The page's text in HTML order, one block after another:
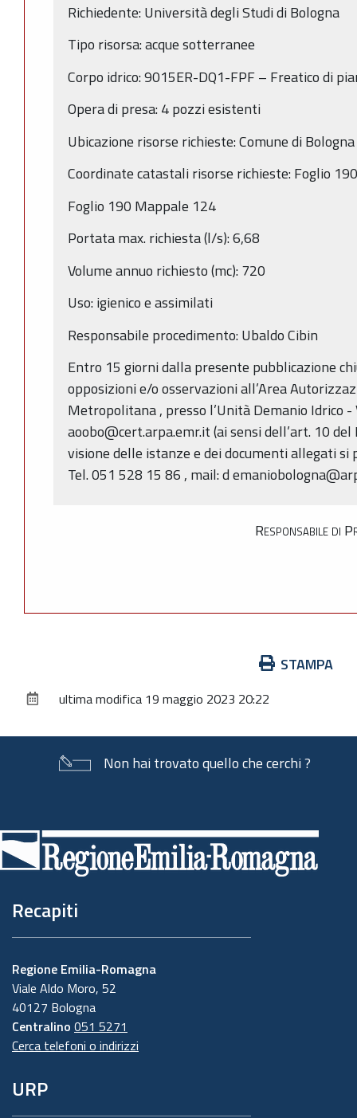
Richiedente: Università degli Studi di Bologna
Tipo risorsa: acque sotterranee
Corpo idrico: 9015ER-DQ1-FPF – Freatico di
Opera di presa: 4 pozzi esistenti
Ubicazione risorse richieste: Comune di Bologna
Coordinate catastali risorse richieste: Foglio
Foglio 190 Mappale 124
Portata max. richiesta (l/s): 6,68
Volume annuo richiesto (mc): 720
Uso: igienico e assimilati
Responsabile procedimento: Ubaldo Cibin
Entro 15 giorni dalla presente pubblicazione
opposizioni e/o osservazioni all’Area
Metropolitana , presso l’Unità Demanio Idrico -
aoobo@cert.arpa.emr.it (ai sensi dell’art. 10
visione delle istanze e dei documenti allegati
Tel. 051 528 15 86 , mail: d
Responsabile di
documento
STAMPA
ultima modifica 19 maggio 2023 20:22
Non hai trovato quello che cerchi ?
di
pagina
Recapiti
Regione Emilia-Romagna
Viale Aldo Moro, 52
40127 Bologna
Centralino 051 5271
Cerca telefoni o indirizzi
URP